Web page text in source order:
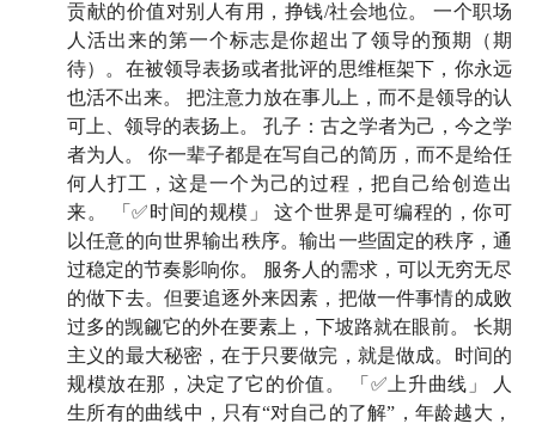
朵出现了问题。时间回到 2022 年的跨年演讲，因为疫
情，迟迟无法确定观众是否可以进场。就在演讲前三
天，他突然发现自己的左耳听不清了。
他没有告诉任何人，也没有停下。他对着一个空荡的体
育馆，12000 个座位上摆放的熊猫玩偶，完成了一场没
有「人」的跨年演讲。后来才知道，那是突发性耳聋。
如果当时能立刻就医，也许还有恢复的机会。
我原以为，换成任何人，都会趁这个机会按下暂停键
——够了，我该慢下来，我该对自己好一点。毕竟，健
康比一切都重要，对吧？
但他不是。他继续每年的跨年演讲，完成了自己每天
贡献的价值对别人有用，挣钱/社会地位。 一个职场
人活出来的第一个标志是你超出了领导的预期（期
待）。在被领导表扬或者批评的思维框架下，你永远
也活不出来。 把注意力放在事儿上，而不是领导的认
可上、领导的表扬上。 孔子：古之学者为己，今之学
者为人。 你一辈子都是在写自己的简历，而不是给任
何人打工，这是一个为己的过程，把自己给创造出
来。 「✅时间的规模」 这个世界是可编程的，你可
以任意的向世界输出秩序。输出一些固定的秩序，通
过稳定的节奏影响你。 服务人的需求，可以无穷无尽
的做下去。但要追逐外来因素，把做一件事情的成败
过多的觊觎它的外在要素上，下坡路就在眼前。 长期
主义的最大秘密，在于只要做完，就是做成。时间的
规模放在那，决定了它的价值。 「✅上升曲线」 人
生所有的曲线中，只有“对自己的了解”，年龄越大，